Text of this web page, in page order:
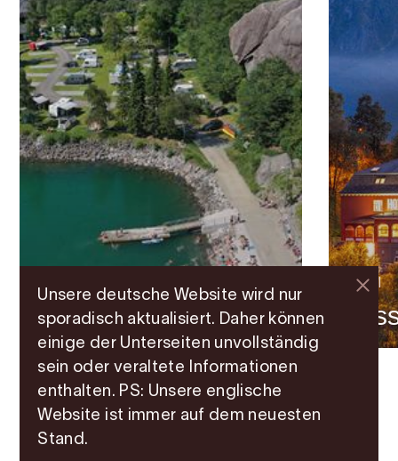
Trolltunga Camping
Hotel
Unsere deutsche Website wird nur
sporadisch aktualisiert. Daher können
einige der Unterseiten unvollständig
sein oder veraltete Informationen
enthalten. PS: Unsere englische
Website ist immer auf dem neuesten
Stand.